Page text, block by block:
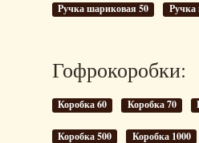
Ручка шариковая 50 Ручка
Гофрокоробки:
Коробка 60 Коробка 70
Коробка 500 Коробка 1000